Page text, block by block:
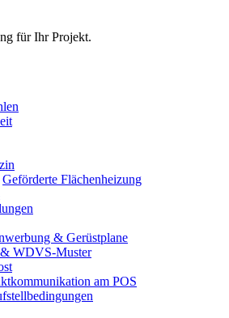
für Ihr Projekt.
Geförderte Flächenheizung
& Gerüstplane
WDVS-Muster
am POS